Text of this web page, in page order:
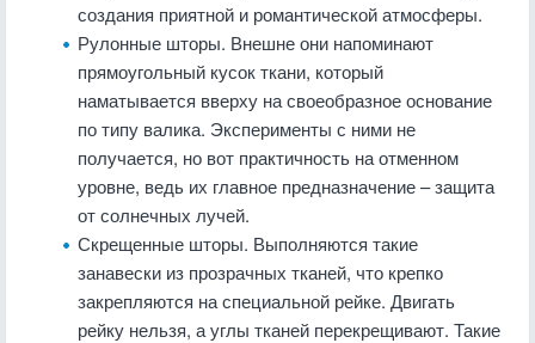
создания приятной и романтической атмосферы.
Рулонные шторы. Внешне они напоминают
прямоугольный кусок ткани, который
наматывается вверху на своеобразное основание
по типу валика. Эксперименты с ними не
получается, но вот практичность на отменном
уровне, ведь их главное предназначение – защита
от солнечных лучей.
Скрещенные шторы. Выполняются такие
занавески из прозрачных тканей, что крепко
закрепляются на специальной рейке. Двигать
рейку нельзя, а углы тканей перекрещивают. Такие